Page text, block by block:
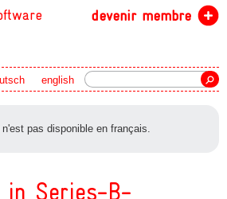
devenir membre
english
pas disponible en français.
in Series-B-